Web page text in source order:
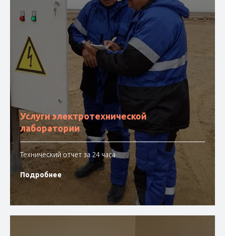
Услуги электротехнической
лаборатории
Технический отчет за 24 часа
Подробнее